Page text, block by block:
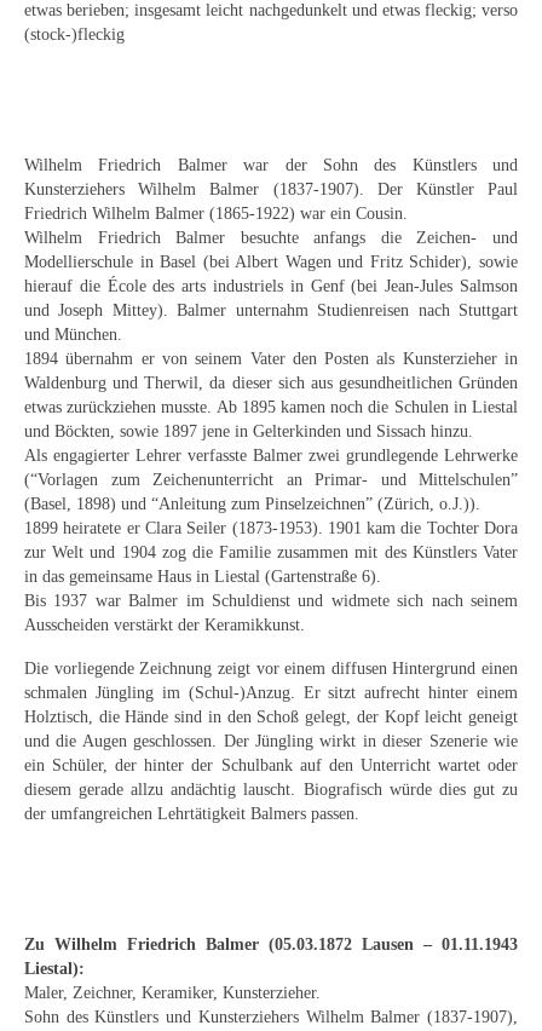
Ludwig (Luis) Neu
Curt Wittenbecher
Weitere Künstler nach 1945
Unbekannt
Autographen / Dokumente
Herkunft & Wirkungsstätte
Berliner Künstler
Düsseldorfer Künstler
Fränkische Künstler
Hamburger Künstler
Münchner Künstler
Pfälzer Künstler
Schwäbische Künstler
Weitere
Expressiver Realismus
Mediterrane Landschaft
etwas berieben; insgesamt leicht nachgedunkelt und etwas fleckig; verso
(stock-)fleckig
Wilhelm Friedrich Balmer war der Sohn des Künstlers und
Kunsterziehers Wilhelm Balmer (1837-1907). Der Künstler Paul
Friedrich Wilhelm Balmer (1865-1922) war ein Cousin.
Wilhelm Friedrich Balmer besuchte anfangs die Zeichen- und
Modellierschule in Basel (bei Albert Wagen und Fritz Schider), sowie
hierauf die École des arts industriels in Genf (bei Jean-Jules Salmson
und Joseph Mittey). Balmer unternahm Studienreisen nach Stuttgart
und München.
1894 übernahm er von seinem Vater den Posten als Kunsterzieher in
Waldenburg und Therwil, da dieser sich aus gesundheitlichen Gründen
etwas zurückziehen musste. Ab 1895 kamen noch die Schulen in Liestal
und Böckten, sowie 1897 jene in Gelterkinden und Sissach hinzu.
Als engagierter Lehrer verfasste Balmer zwei grundlegende Lehrwerke
(“Vorlagen zum Zeichenunterricht an Primar- und Mittelschulen”
(Basel, 1898) und “Anleitung zum Pinselzeichnen” (Zürich, o.J.)).
1899 heiratete er Clara Seiler (1873-1953). 1901 kam die Tochter Dora
zur Welt und 1904 zog die Familie zusammen mit des Künstlers Vater
in das gemeinsame Haus in Liestal (Gartenstraße 6).
Bis 1937 war Balmer im Schuldienst und widmete sich nach seinem
Ausscheiden verstärkt der Keramikkunst.
Die vorliegende Zeichnung zeigt vor einem diffusen Hintergrund einen
schmalen Jüngling im (Schul-)Anzug. Er sitzt aufrecht hinter einem
Holztisch, die Hände sind in den Schoß gelegt, der Kopf leicht geneigt
und die Augen geschlossen. Der Jüngling wirkt in dieser Szenerie wie
ein Schüler, der hinter der Schulbank auf den Unterricht wartet oder
diesem gerade allzu andächtig lauscht. Biografisch würde dies gut zu
der umfangreichen Lehrtätigkeit Balmers passen.
Zu Wilhelm Friedrich Balmer (05.03.1872 Lausen – 01.11.1943
Liestal):
Maler, Zeichner, Keramiker, Kunsterzieher.
Sohn des Künstlers und Kunsterziehers Wilhelm Balmer (1837-1907),